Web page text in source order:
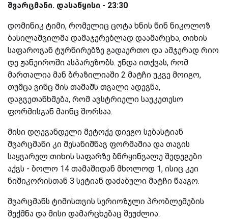
შვარცმანი. დასაწყისი - 23:30
დომინიკ ტიმი, რომელიც ცოტა ხნის წინ ნიკოლოზ
ბასილაშვილმა დამაჯერებლად დაამარცხა, თიხის
საფაროვან ტურნირებზე გადაერთო და ამჯერად რიო
დე ჟანეიროში ასპარეზობს. უნდა ითქვას, რომ
მართალია მან ბრაზილიაში 2 მატჩი უკვე მოიგო,
თუმცა ვინც მის თამაშს თვალი ადევნა,
დაგვეთანხმება, რომ ავსტრიელი საუკეთესო
ფორმისგან მაინც შორსაა.
მისი დღევანდელი მეტოქე დიეგო სებასტიან
შვარცმანი კი შესანიშნავ ფორმაშია და თავის
საყვარელ თიხის საფარზე ბწრყინვალე შედეგები
აქვს - ბოლო 14 თამაშიდან მხოლოდ 1, ისიც კეი
ნიშიკორისთან 3 სეტიან დაძაბული მატჩი წააგო.
შვარცმანს ტიმისთვის სერიოზული პრობლემების
შექმნა და მისი დამარცხებაც შეუძლია.